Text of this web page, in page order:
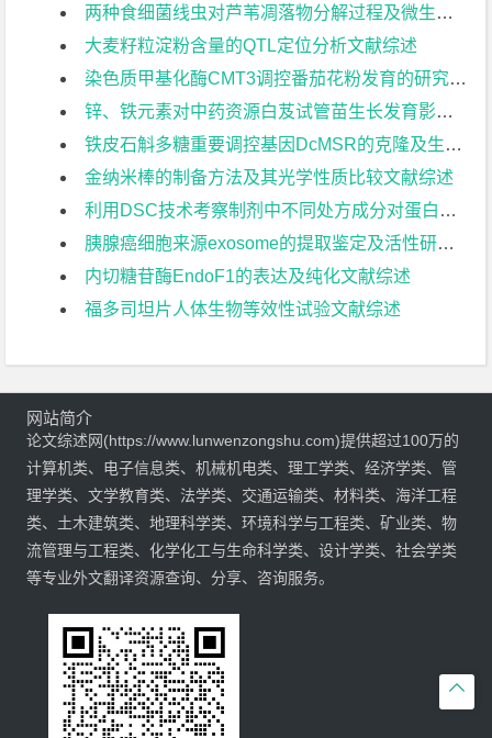
两种食细菌线虫对芦苇凋落物分解过程及微生物群落特征的影响文献综述
大麦籽粒淀粉含量的QTL定位分析文献综述
染色质甲基化酶CMT3调控番茄花粉发育的研究文献综述
锌、铁元素对中药资源白芨试管苗生长发育影响的研究文献综述
铁皮石斛多糖重要调控基因DcMSR的克隆及生理功能分析文献综述
金纳米棒的制备方法及其光学性质比较文献综述
利用DSC技术考察制剂中不同处方成分对蛋白制剂稳定性的影响文献综述
胰腺癌细胞来源exosome的提取鉴定及活性研究文献综述
内切糖苷酶EndoF1的表达及纯化文献综述
福多司坦片人体生物等效性试验文献综述

网站简介
论文综述网(https://www.lunwenzongshu.com)提供超过100万的
计算机类、电子信息类、机械机电类、理工学类、经济学类、管
理学类、文学教育类、法学类、交通运输类、材料类、海洋工程
类、土木建筑类、地理科学类、环境科学与工程类、矿业类、物
流管理与工程类、化学化工与生命科学类、设计学类、社会学类
等专业外文翻译资源查询、分享、咨询服务。